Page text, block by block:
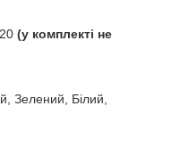
(у комплекті не
Зелений, Білий,